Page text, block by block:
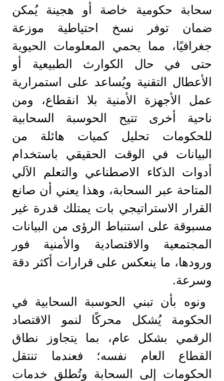
سحابة حكومية خاصة أو هجينة يُمكن
ضمان توفر نسخ احتياطية موزعة
جغرافيًا، مما يحمي المعلومات الحيوية
حتى في حال الكوارث الطبيعية أو
الأعطال التقنية ويُساعد على استمرارية
عمل الأجهزة الأمنية بلا انقطاع، ومن
ناحية أخرى تتيح الحوسبة السحابية
للحكومات تحليل كميات هائلة من
البيانات في الوقت الحقيقي باستخدام
أدوات الذكاء الاصطناعي والتعلم الآلي
المتاحة عبر السحابة​، وهذا يعني أن صانع
القرار الاستراتيجي بات يمتلك قدرة غير
مسبوقة على استنباط الرؤى من البيانات
المجتمعية والاقتصادية والأمنية فور
ورودها، ما ينعكس على قرارات أكثر دقة
وسرعة.
ونوه بأن تبني الحوسبة السحابية في
الحكومة يُشكل محركًا لنمو الاقتصاد
الرقمي بشكل عام، بما يتجاوز نطاق
القطاع العام نفسه؛ فعندما تنتقل
الحكومات إلى السحابة وتُطلق خدمات